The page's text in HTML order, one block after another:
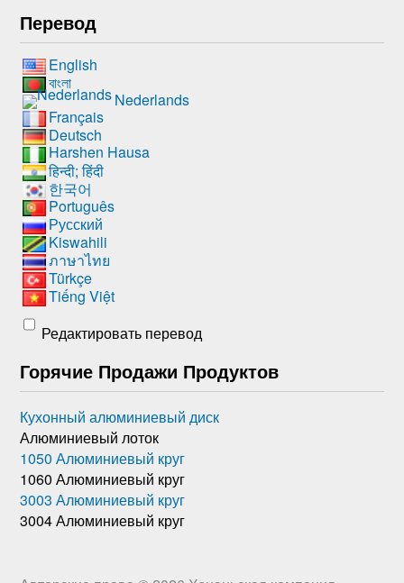
Перевод
English
বাংলা
Nederlands
Français
Deutsch
Harshen Hausa
हिन्दी; हिंदी
한국어
Português
Русский
Kiswahili
ภาษาไทย
Türkçe
Tiếng Việt
Редактировать перевод
Горячие Продажи Продуктов
Кухонный алюминиевый диск
Алюминиевый лоток
1050 Алюминиевый круг
1060 Алюминиевый круг
3003 Алюминиевый круг
3004 Алюминиевый круг